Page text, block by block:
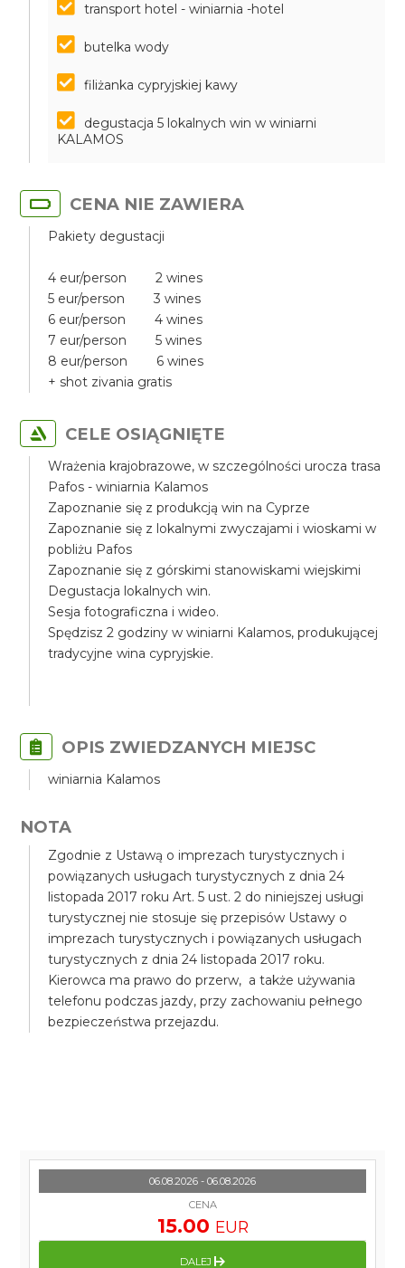
transport hotel - winiarnia -hotel
butelka wody
filiżanka cypryjskiej kawy
degustacja 5 lokalnych win w winiarni
KALAMOS
CENA NIE ZAWIERA
Pakiety degustacji
4 eur/person 2 wines
5 eur/person 3 wines
6 eur/person 4 wines
7 eur/person 5 wines
8 eur/person 6 wines
+ shot zivania gratis
CELE OSIĄGNIĘTE
Wrażenia krajobrazowe, w szczególności urocza trasa
Pafos - winiarnia Kalamos
Zapoznanie się z produkcją win na Cyprze
Zapoznanie się z lokalnymi zwyczajami i wioskami w
pobliżu Pafos
Zapoznanie się z górskimi stanowiskami wiejskimi
Degustacja lokalnych win.
Sesja fotograficzna i wideo.
Spędzisz 2 godziny w winiarni Kalamos, produkującej
tradycyjne wina cypryjskie.
OPIS ZWIEDZANYCH MIEJSC
winiarnia Kalamos
NOTA
Zgodnie z Ustawą o imprezach turystycznych i
powiązanych usługach turystycznych z dnia 24
listopada 2017 roku Art. 5 ust. 2 do niniejszej usługi
turystycznej nie stosuje się przepisów Ustawy o
imprezach turystycznych i powiązanych usługach
turystycznych z dnia 24 listopada 2017 roku.
Kierowca ma prawo do przerw, a także używania
telefonu podczas jazdy, przy zachowaniu pełnego
bezpieczeństwa przejazdu.
06.08.2026 - 06.08.2026
CENA
15.00 EUR
DALEJ